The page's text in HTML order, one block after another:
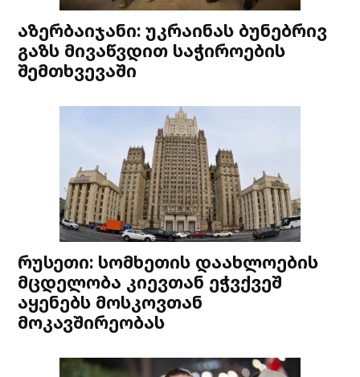
აზერბაიჯანი: უკრაინას ბუნებრივ
გაზს მივაწვდით საჭიროების
შემთხვევაში
რუსეთი: სომხეთის დაახლოების
მცდელობა კიევთან ეჭვქვეშ
აყენებს მოსკოვთან
მოკავშირეობას